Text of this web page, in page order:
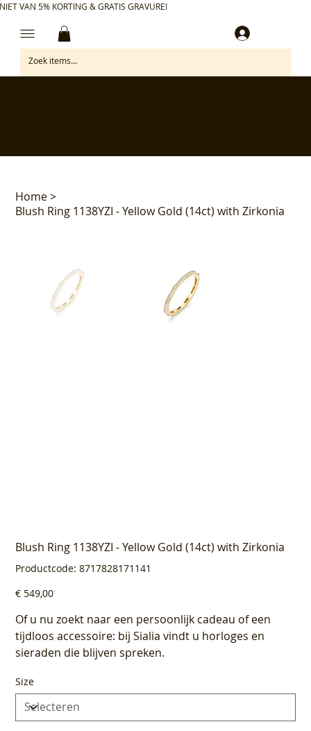
VAN 5% KORTING & GRATIS GRAVURE!
Home>
Blush Ring 1138YZI - Yellow Gold (14ct) with Zirkonia
Blush Ring 1138YZI - Yellow Gold (14ct) with Zirkonia
Productcode: Productcode
8717828171141
8717828171141
Prijs
€ 549,00
Of u nu zoekt naar een persoonlijk cadeau of een
tijdloos accessoire: bij Sialia vindt u horloges en
sieraden die blijven spreken.
Size